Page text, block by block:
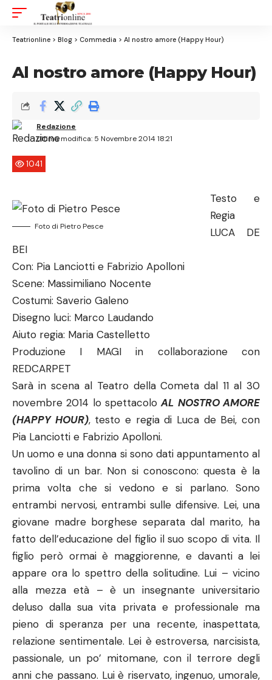
Teatrionline > Blog > Commedia > Al nostro amore (Happy Hour)
Al nostro amore (Happy Hour)
Ultima modifica: 5 Novembre 2014 18:21
Redazione
1041
Foto di Pietro Pesce
Testo e
Regia
LUCA DE
BEI
Con: Pia Lanciotti e Fabrizio Apolloni
Scene: Massimiliano Nocente
Costumi: Saverio Galeno
Disegno luci: Marco Laudando
Aiuto regia: Maria Castelletto
Produzione I MAGI in collaborazione con
REDCARPET
Sarà in scena al Teatro della Cometa dal 11 al 30
novembre 2014 lo spettacoloAL NOSTRO AMORE
(HAPPY HOUR), testo e regia di Luca de Bei, con
Pia Lanciotti e Fabrizio Apolloni.
Un uomo e una donna si sono dati appuntamento al
tavolino di un bar. Non si conoscono: questa è la
prima volta che si vedono e si parlano. Sono
entrambi nervosi, entrambi sulle difensive. Lei, una
giovane madre borghese separata dal marito, ha
fatto dell’educazione del figlio il suo scopo di vita. Il
figlio però ormai è maggiorenne, e davanti a lei
appare ora lo spettro della solitudine. Lui – vicino
alla mezza età – è un insegnante universitario
deluso dalla sua vita privata e professionale ma
pieno di speranza per una recente, inaspettata,
relazione sentimentale. Lei è estroversa, narcisista,
passionale, un po’ mitomane, con il terrore degli
anni che passano. Lui è riservato, ingenuo, umorale,